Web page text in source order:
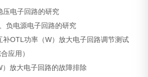
压电子回路的研究
负电源电子回路的研究
补OTL功率（W）放大电子回路调节测试
应用）
放大电子回路的故障排除